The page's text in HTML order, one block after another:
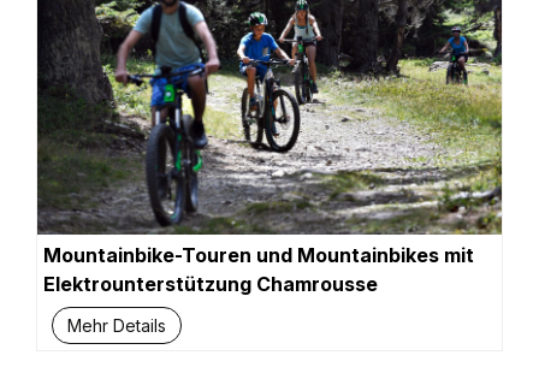
Mountainbike-Touren und Mountainbikes mit
Elektrounterstützung Chamrousse
Mehr Details